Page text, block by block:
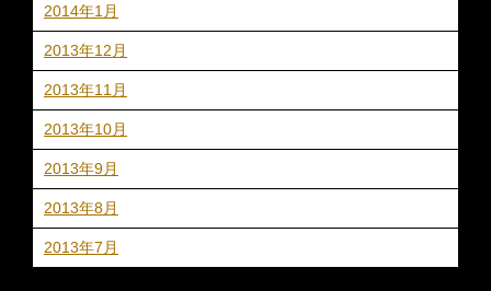
2014年1月
2013年12月
2013年11月
2013年10月
2013年9月
2013年8月
2013年7月